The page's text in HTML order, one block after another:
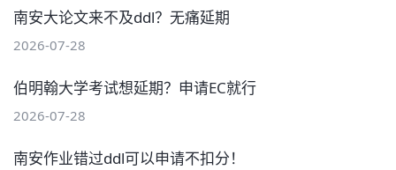
南安大论文来不及ddl？无痛延期
2026-07-28
伯明翰大学考试想延期？申请EC就行
2026-07-28
南安作业错过ddl可以申请不扣分！